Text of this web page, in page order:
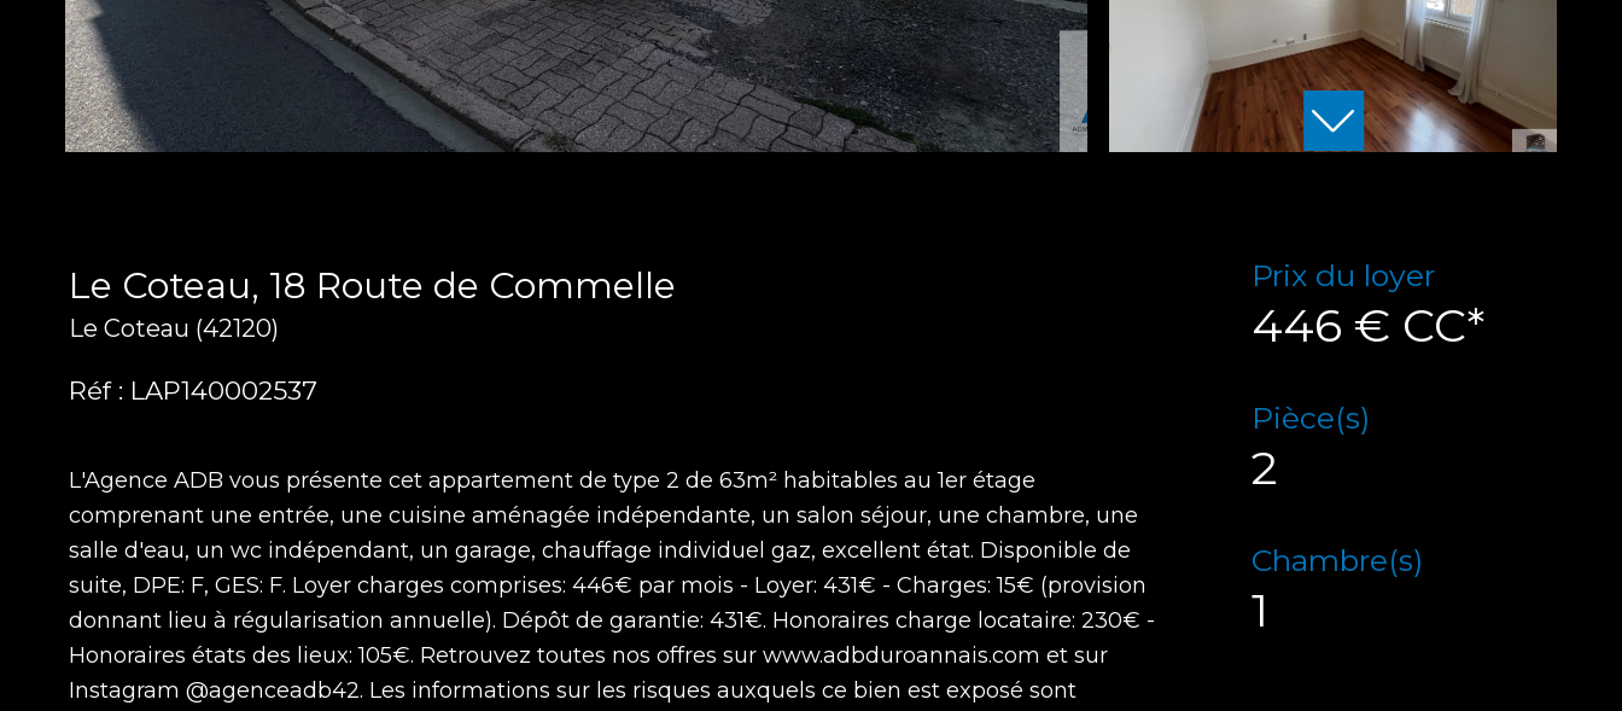
Le Coteau, 18 Route de Commelle
Le Coteau (42120)
Réf : LAP140002537
L'Agence ADB vous présente cet appartement de type 2 de 63m² habitables au 1er étage
comprenant une entrée, une cuisine aménagée indépendante, un salon séjour, une chambre, une
salle d'eau, un wc indépendant, un garage, chauffage individuel gaz, excellent état. Disponible de
suite, DPE: F, GES: F. Loyer charges comprises: 446€ par mois - Loyer: 431€ - Charges: 15€ (provision
donnant lieu à régularisation annuelle). Dépôt de garantie: 431€. Honoraires charge locataire: 230€ -
Honoraires états des lieux: 105€. Retrouvez toutes nos offres sur www.adbduroannais.com et sur
Instagram @agenceadb42. Les informations sur les risques auxquels ce bien est exposé sont
Prix du loyer
446 € CC*
Pièce(s)
2
Chambre(s)
1